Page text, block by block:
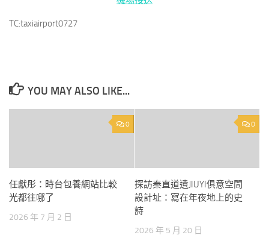
TC:taxiairport0727
YOU MAY ALSO LIKE...
0
任獻彤：時台包養網站比較
光都往哪了
2026 年 7 月 2 日
0
探訪秦直道遺JIUYI俱意空間
設計址：寫在年夜地上的史
詩
2026 年 5 月 20 日